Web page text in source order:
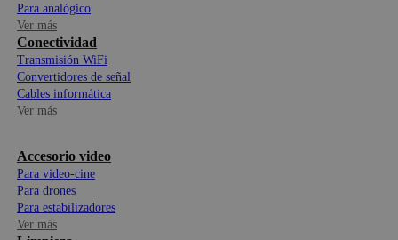
Para analógico
Ver más
Conectividad
Transmisión WiFi
Convertidores de señal
Cables informática
Ver más
Accesorio video
Para video-cine
Para drones
Para estabilizadores
Ver más